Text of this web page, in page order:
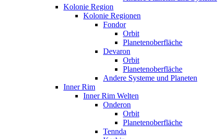
Kolonie Region
Kolonie Regionen
Fondor
Orbit
Planetenoberfläche
Devaron
Orbit
Planetenoberfläche
Andere Systeme und Planeten
Inner Rim
Inner Rim Welten
Onderon
Orbit
Planetenoberfläche
Tennda